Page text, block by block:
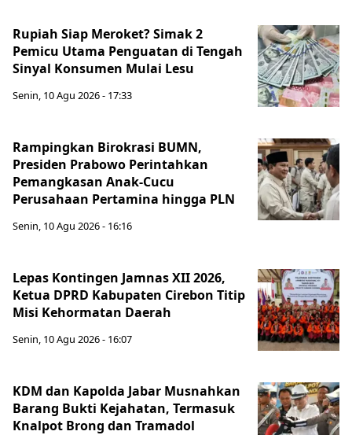
Rupiah Siap Meroket? Simak 2
Pemicu Utama Penguatan di Tengah
Sinyal Konsumen Mulai Lesu
Senin, 10 Agu 2026 - 17:33
Rampingkan Birokrasi BUMN,
Presiden Prabowo Perintahkan
Pemangkasan Anak-Cucu
Perusahaan Pertamina hingga PLN
Senin, 10 Agu 2026 - 16:16
Lepas Kontingen Jamnas XII 2026,
Ketua DPRD Kabupaten Cirebon Titip
Misi Kehormatan Daerah
Senin, 10 Agu 2026 - 16:07
KDM dan Kapolda Jabar Musnahkan
Barang Bukti Kejahatan, Termasuk
Knalpot Brong dan Tramadol